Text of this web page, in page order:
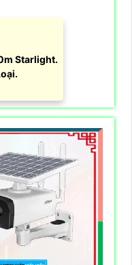
Starlight.